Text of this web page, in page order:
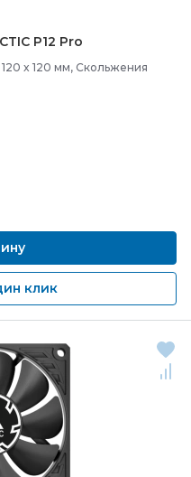
P12 Pro
120 x 120 мм, Скольжения
клик